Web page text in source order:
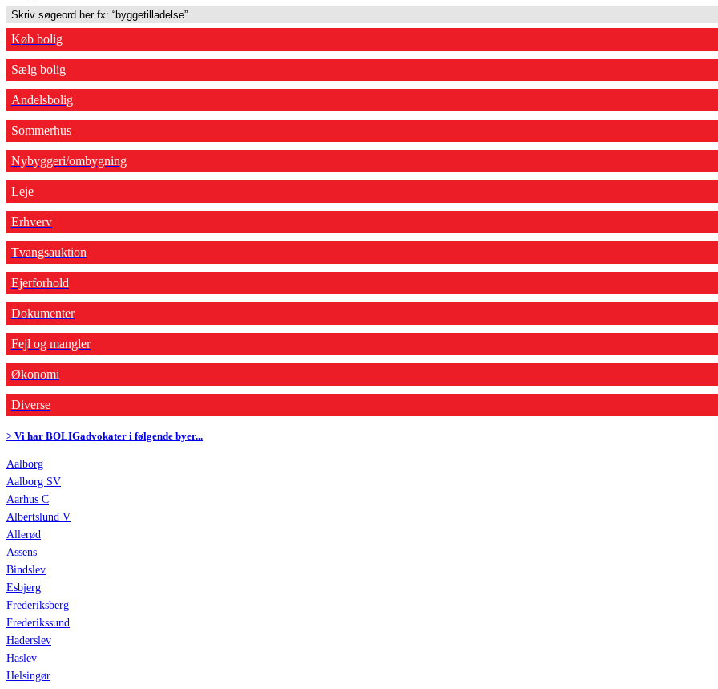
Køb bolig
Sælg bolig
Andelsbolig
Sommerhus
Nybyggeri/ombygning
Leje
Erhverv
Tvangsauktion
Ejerforhold
Dokumenter
Fejl og mangler
Økonomi
Diverse
> Vi har BOLIGadvokater i følgende byer...
Aalborg
Aalborg SV
Aarhus C
Albertslund V
Allerød
Assens
Bindslev
Esbjerg
Frederiksberg
Frederikssund
Haderslev
Haslev
Helsingør